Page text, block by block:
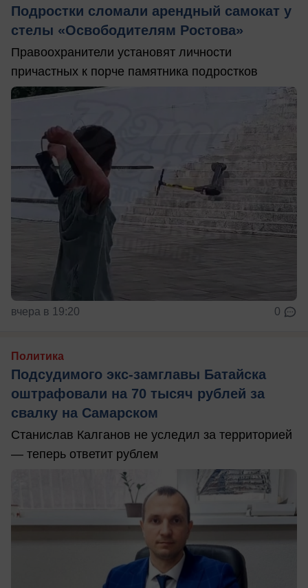
Подростки сломали арендный самокат у
стелы «Освободителям Ростова»
Правоохранители установят личности
причастных к порче памятника подростков
вчера в 19:20 0
Политика
Подсудимого экс-замглавы Батайска
оштрафовали на 70 тысяч рублей за
свалку на Самарском
Станислав Калганов не уследил за территорией
— теперь ответит рублем